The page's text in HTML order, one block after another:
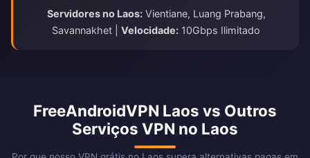
Servidores no Laos:Vientiane, Luang Prabang,
Savannakhet | Velocidade: 10Gbps Ilimitado
FreeAndroidVPN Laos vs Outros
Serviços VPN no Laos